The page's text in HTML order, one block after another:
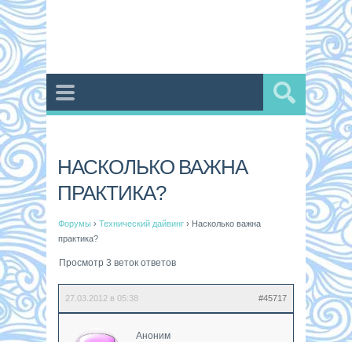
НАСКОЛЬКО ВАЖНА
ПРАКТИКА?
Форумы › Технический дайвинг › Насколько важна
практика?
Просмотр 3 веток ответов
27.03.2012 в 05:38 #45717
Аноним